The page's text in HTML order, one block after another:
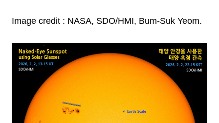
Image credit : NASA, SDO/HMI, Bum-Suk Yeom.